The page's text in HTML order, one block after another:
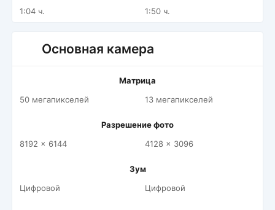
1:04 ч. 1:50 ч.
Основная камера
Матрица
50 мегапикселей
13 мегапикселей
Разрешение фото
8192 x 6144
4128 x 3096
Зум
Цифровой
Цифровой